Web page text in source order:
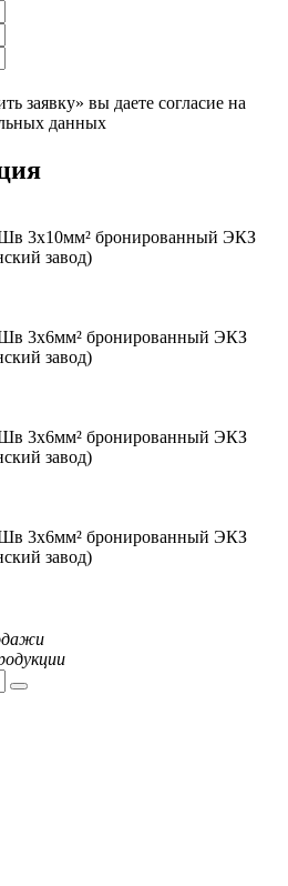
заявку» вы даете согласие на
данных
3x10мм² бронированный ЭКЗ
завод)
3x6мм² бронированный ЭКЗ
завод)
3x6мм² бронированный ЭКЗ
завод)
3x6мм² бронированный ЭКЗ
завод)